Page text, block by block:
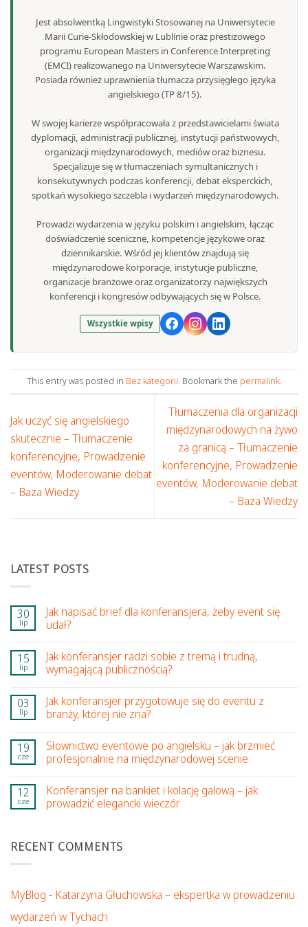
Jest absolwentką Lingwistyki Stosowanej na Uniwersytecie
Marii Curie-Skłodowskiej w Lublinie oraz prestiżowego
programu European Masters in Conference Interpreting
(EMCI) realizowanego na Uniwersytecie Warszawskim.
Posiada również uprawnienia tłumacza przysięgłego języka
angielskiego (TP 8/15).
W swojej karierze współpracowała z przedstawicielami świata
dyplomacji, administracji publicznej, instytucji państwowych,
organizacji międzynarodowych, mediów oraz biznesu.
Specjalizuje się w tłumaczeniach symultanicznych i
konsekutywnych podczas konferencji, debat eksperckich,
spotkań wysokiego szczebla i wydarzeń międzynarodowych.
Prowadzi wydarzenia w języku polskim i angielskim, łącząc
doświadczenie sceniczne, kompetencje językowe oraz
dziennikarskie. Wśród jej klientów znajdują się
międzynarodowe korporacje, instytucje publiczne,
organizacje branżowe oraz organizatorzy największych
konferencji i kongresów odbywających się w Polsce.
Wszystkie wpisy
This entry was posted in Bez kategorii. Bookmark the permalink.
Jak uczyć się angielskiego
skutecznie – Tłumaczenie
konferencyjne, Prowadzenie
eventów, Moderowanie debat
– Baza Wiedzy
Tłumaczenia dla organizacji
międzynarodowych na żywo
za granicą – Tłumaczenie
konferencyjne, Prowadzenie
eventów, Moderowanie debat
– Baza Wiedzy
LATEST POSTS
30
lip
Jak napisać brief dla konferansjera, żeby event się
udał?
15
lip
Jak konferansjer radzi sobie z tremą i trudną,
wymagającą publicznością?
03
lip
Jak konferansjer przygotowuje się do eventu z
branży, której nie zna?
19
cze
Słownictwo eventowe po angielsku – jak brzmieć
profesjonalnie na międzynarodowej scenie
12
cze
Konferansjer na bankiet i kolację galową – jak
prowadzić elegancki wieczór
RECENT COMMENTS
MyBlog - Katarzyna Głuchowska – ekspertka w prowadzeniu
wydarzeń w Tychach